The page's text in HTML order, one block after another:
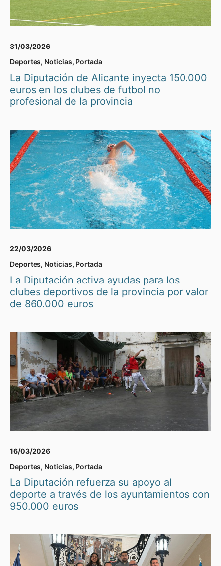
31/03/2026
Deportes, Noticias, Portada
La Diputación de Alicante inyecta 150.000
euros en los clubes de futbol no
profesional de la provincia
22/03/2026
Deportes, Noticias, Portada
La Diputación activa ayudas para los
clubes deportivos de la provincia por valor
de 860.000 euros
16/03/2026
Deportes, Noticias, Portada
La Diputación refuerza su apoyo al
deporte a través de los ayuntamientos con
950.000 euros